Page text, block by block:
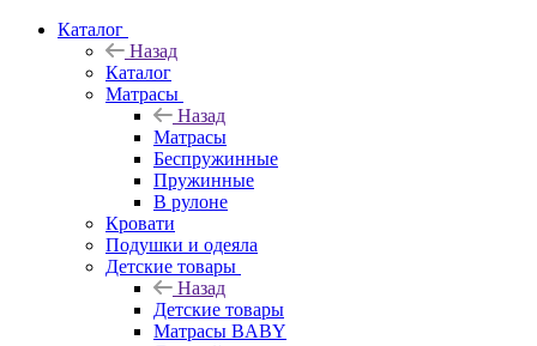
Каталог
Назад
Каталог
Матрасы
Назад
Матрасы
Беспружинные
Пружинные
В рулоне
Кровати
Подушки и одеяла
Детские товары
Назад
Детские товары
Матрасы BABY